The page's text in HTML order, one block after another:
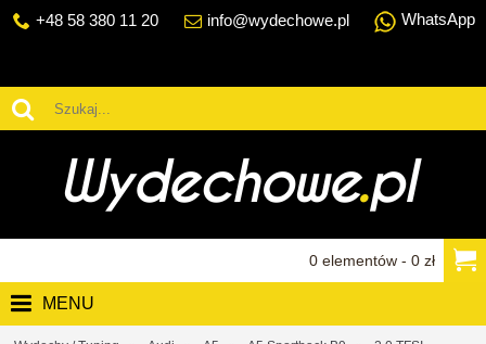
+48 58 380 11 20 info@wydechowe.pl WhatsApp
0 elementów - 0 zł
MENU